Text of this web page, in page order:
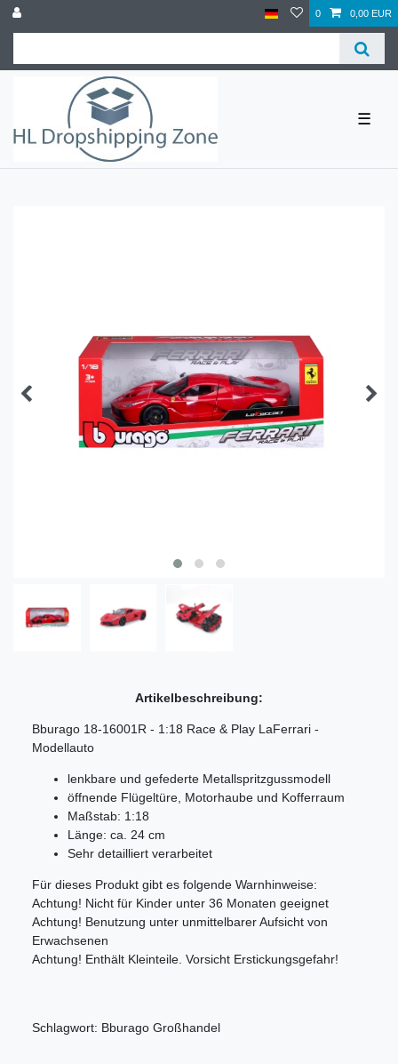
0 0,00 EUR
☰
Artikelbeschreibung:
Bburago 18-16001R - 1:18 Race & Play LaFerrari -
Modellauto
lenkbare und gefederte Metallspritzgussmodell
öffnende Flügeltüre, Motorhaube und Kofferraum
Maßstab: 1:18
Länge: ca. 24 cm
Sehr detailliert verarbeitet
Für dieses Produkt gibt es folgende Warnhinweise:
Achtung! Nicht für Kinder unter 36 Monaten geeignet
Achtung! Benutzung unter unmittelbarer Aufsicht von
Erwachsenen
Achtung! Enthält Kleinteile. Vorsicht Erstickungsgefahr!
Schlagwort: Bburago Großhandel